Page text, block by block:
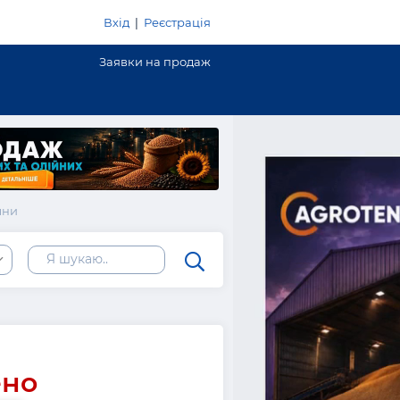
Вхід | Реєстрація
Заявки на продаж